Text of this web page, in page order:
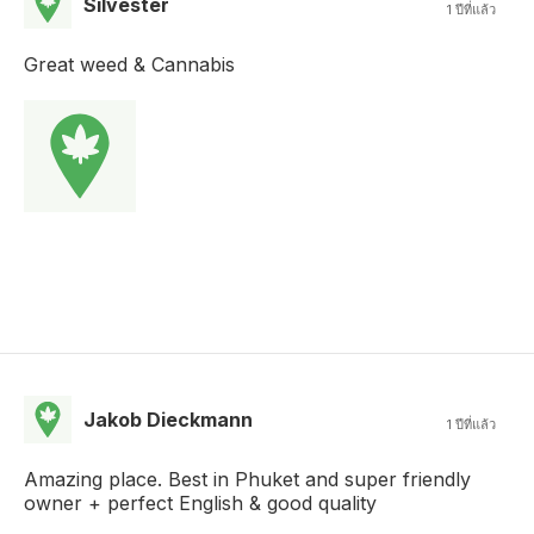
1 ปีที่แล้ว
Great weed & Cannabis
Jakob Dieckmann 1 ปีที่แล้ว
Amazing place. Best in Phuket and super friendly
owner + perfect English & good quality